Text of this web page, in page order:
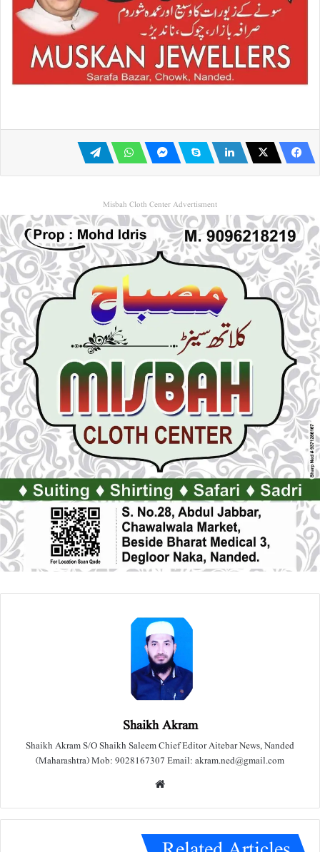
Misbah Cloth Center Advertisment
Shaikh Akram
Shaikh Akram S/O Shaikh Saleem Chief Editor Aitebar News, Nanded
(Maharashtra) Mob: 9028167307 Email: akram.ned@gmail.com
e